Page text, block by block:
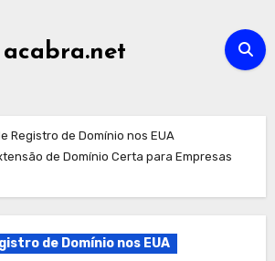
acabra.net
Registro de Domínio nos EUA
de Domínio Certa para Empresas
de Domínio nos EUA